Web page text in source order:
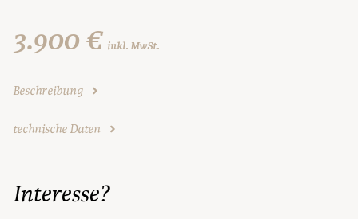
3.900 € inkl. MwSt.
Beschreibung
technische Daten
Interesse?